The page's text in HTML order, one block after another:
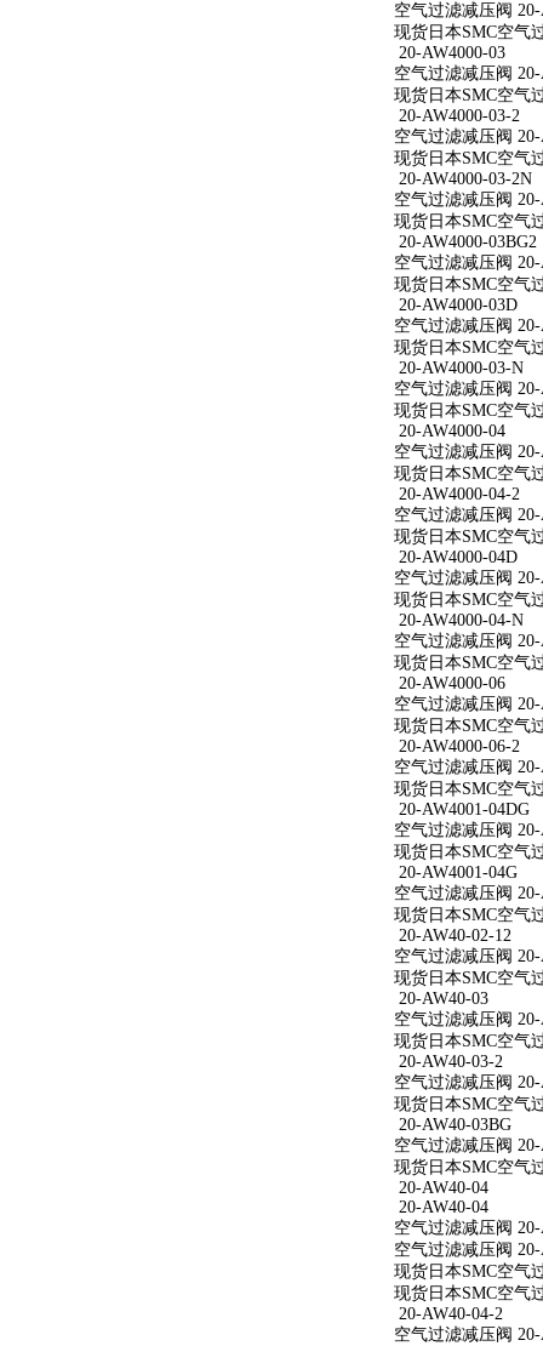
空气过滤减压阀 20-
现货日本SMC空气
20-AW4000-03
空气过滤减压阀 20-
现货日本SMC空气
20-AW4000-03-2
空气过滤减压阀 20-
现货日本SMC空气
20-AW4000-03-2N
空气过滤减压阀
现货日本SMC空气
20-AW4000-03BG2
空气过滤减压阀 20-
现货日本SMC空气
20-AW4000-03D
空气过滤减压阀 20-
现货日本SMC空气
20-AW4000-03-N
空气过滤减压阀
现货日本SMC空气
20-AW4000-04
空气过滤减压阀 20-
现货日本SMC空气
20-AW4000-04-2
空气过滤减压阀 20-
现货日本SMC空气
20-AW4000-04D
空气过滤减压阀 20-
现货日本SMC空气
20-AW4000-04-N
空气过滤减压阀
现货日本SMC空气
20-AW4000-06
空气过滤减压阀 20-
现货日本SMC空气
20-AW4000-06-2
空气过滤减压阀 20-
现货日本SMC空气
20-AW4001-04DG
空气过滤减压阀 20-
现货日本SMC空气
20-AW4001-04G
空气过滤减压阀 20-
现货日本SMC空气
20-AW40-02-12
空气过滤减压阀 20-
现货日本SMC空气
20-AW40-03
空气过滤减压阀 20-
现货日本SMC空气
20-AW40-03-2
空气过滤减压阀
现货日本SMC空气
20-AW40-03BG
空气过滤减压阀 20-
现货日本SMC空气
20-AW40-04
20-AW40-04
空气过滤减压阀 20-
空气过滤减压阀 20-
现货日本SMC空气
现货日本SMC空气
20-AW40-04-2
空气过滤减压阀